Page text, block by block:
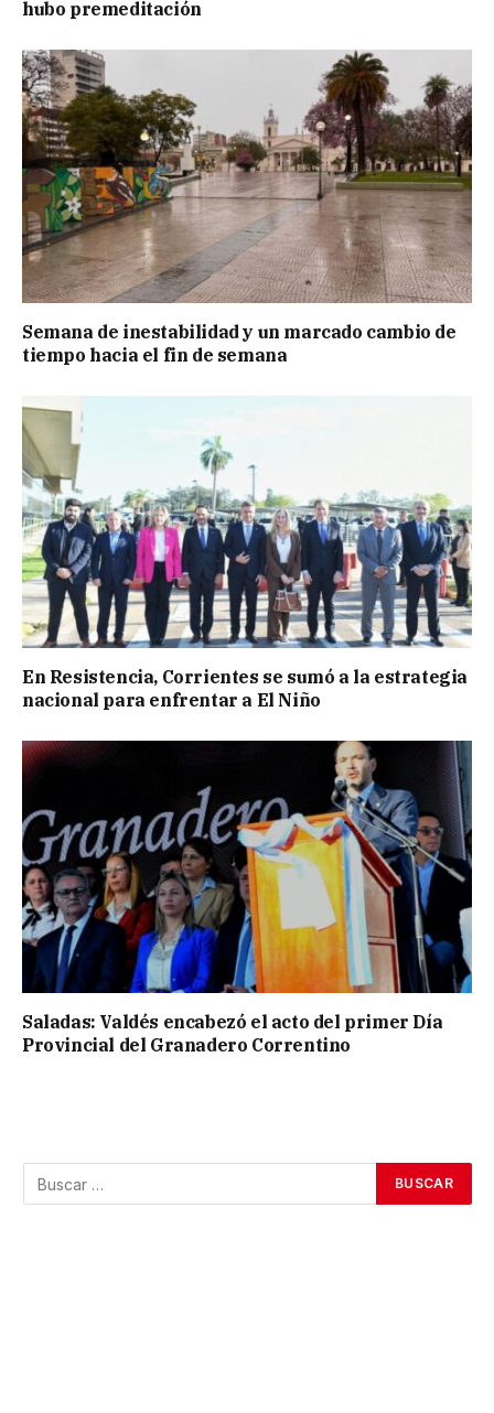
hubo premeditación
Semana de inestabilidad y un marcado cambio de
tiempo hacia el fin de semana
En Resistencia, Corrientes se sumó a la estrategia
nacional para enfrentar a El Niño
Saladas: Valdés encabezó el acto del primer Día
Provincial del Granadero Correntino